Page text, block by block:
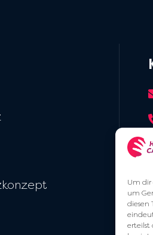
Um dir
um
diesen
erteilst